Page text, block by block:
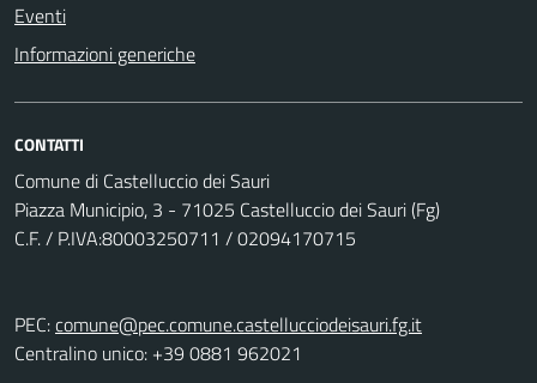
Eventi
Informazioni generiche
CONTATTI
Comune di Castelluccio dei Sauri
Piazza Municipio, 3 - 71025 Castelluccio dei Sauri (Fg)
C.F. / P.IVA:80003250711 / 02094170715
PEC:comune@pec.comune.castellucciodeisauri.fg.it
Centralino unico: +39 0881 962021